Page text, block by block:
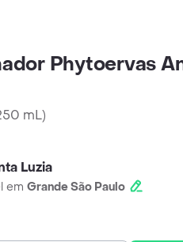
Phytoervas
mL)
Luzia
em Grande São Paulo